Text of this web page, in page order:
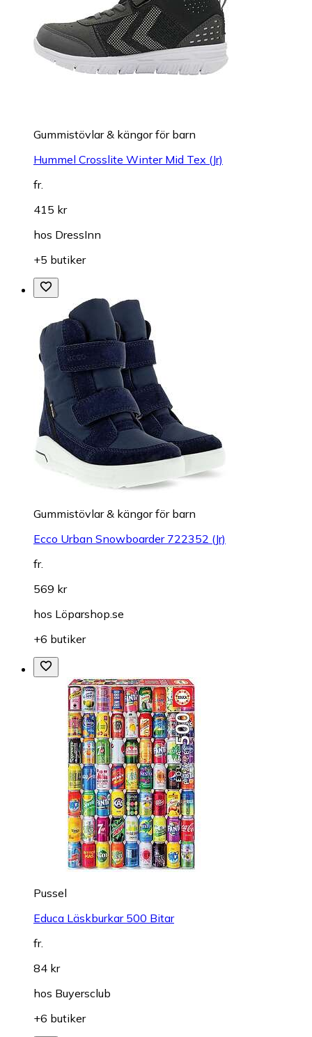
Gummistövlar & kängor för barn
Hummel Crosslite Winter Mid Tex (Jr)
fr.
415 kr
hos DressInn
+5 butiker
Gummistövlar & kängor för barn
Ecco Urban Snowboarder 722352 (Jr)
fr.
569 kr
hos Löparshop.se
+6 butiker
Pussel
Educa Läskburkar 500 Bitar
fr.
84 kr
hos Buyersclub
+6 butiker